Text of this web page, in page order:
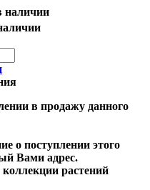
наличии
в продажу данного
о поступлении этого
Вами адрес.
растений